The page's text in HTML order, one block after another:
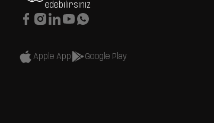
edebilirsiniz
Apple App Google Play